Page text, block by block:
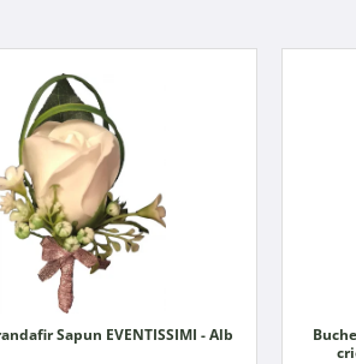
Cocarda Trandafir Sapun EVENTISSIMI - Alb